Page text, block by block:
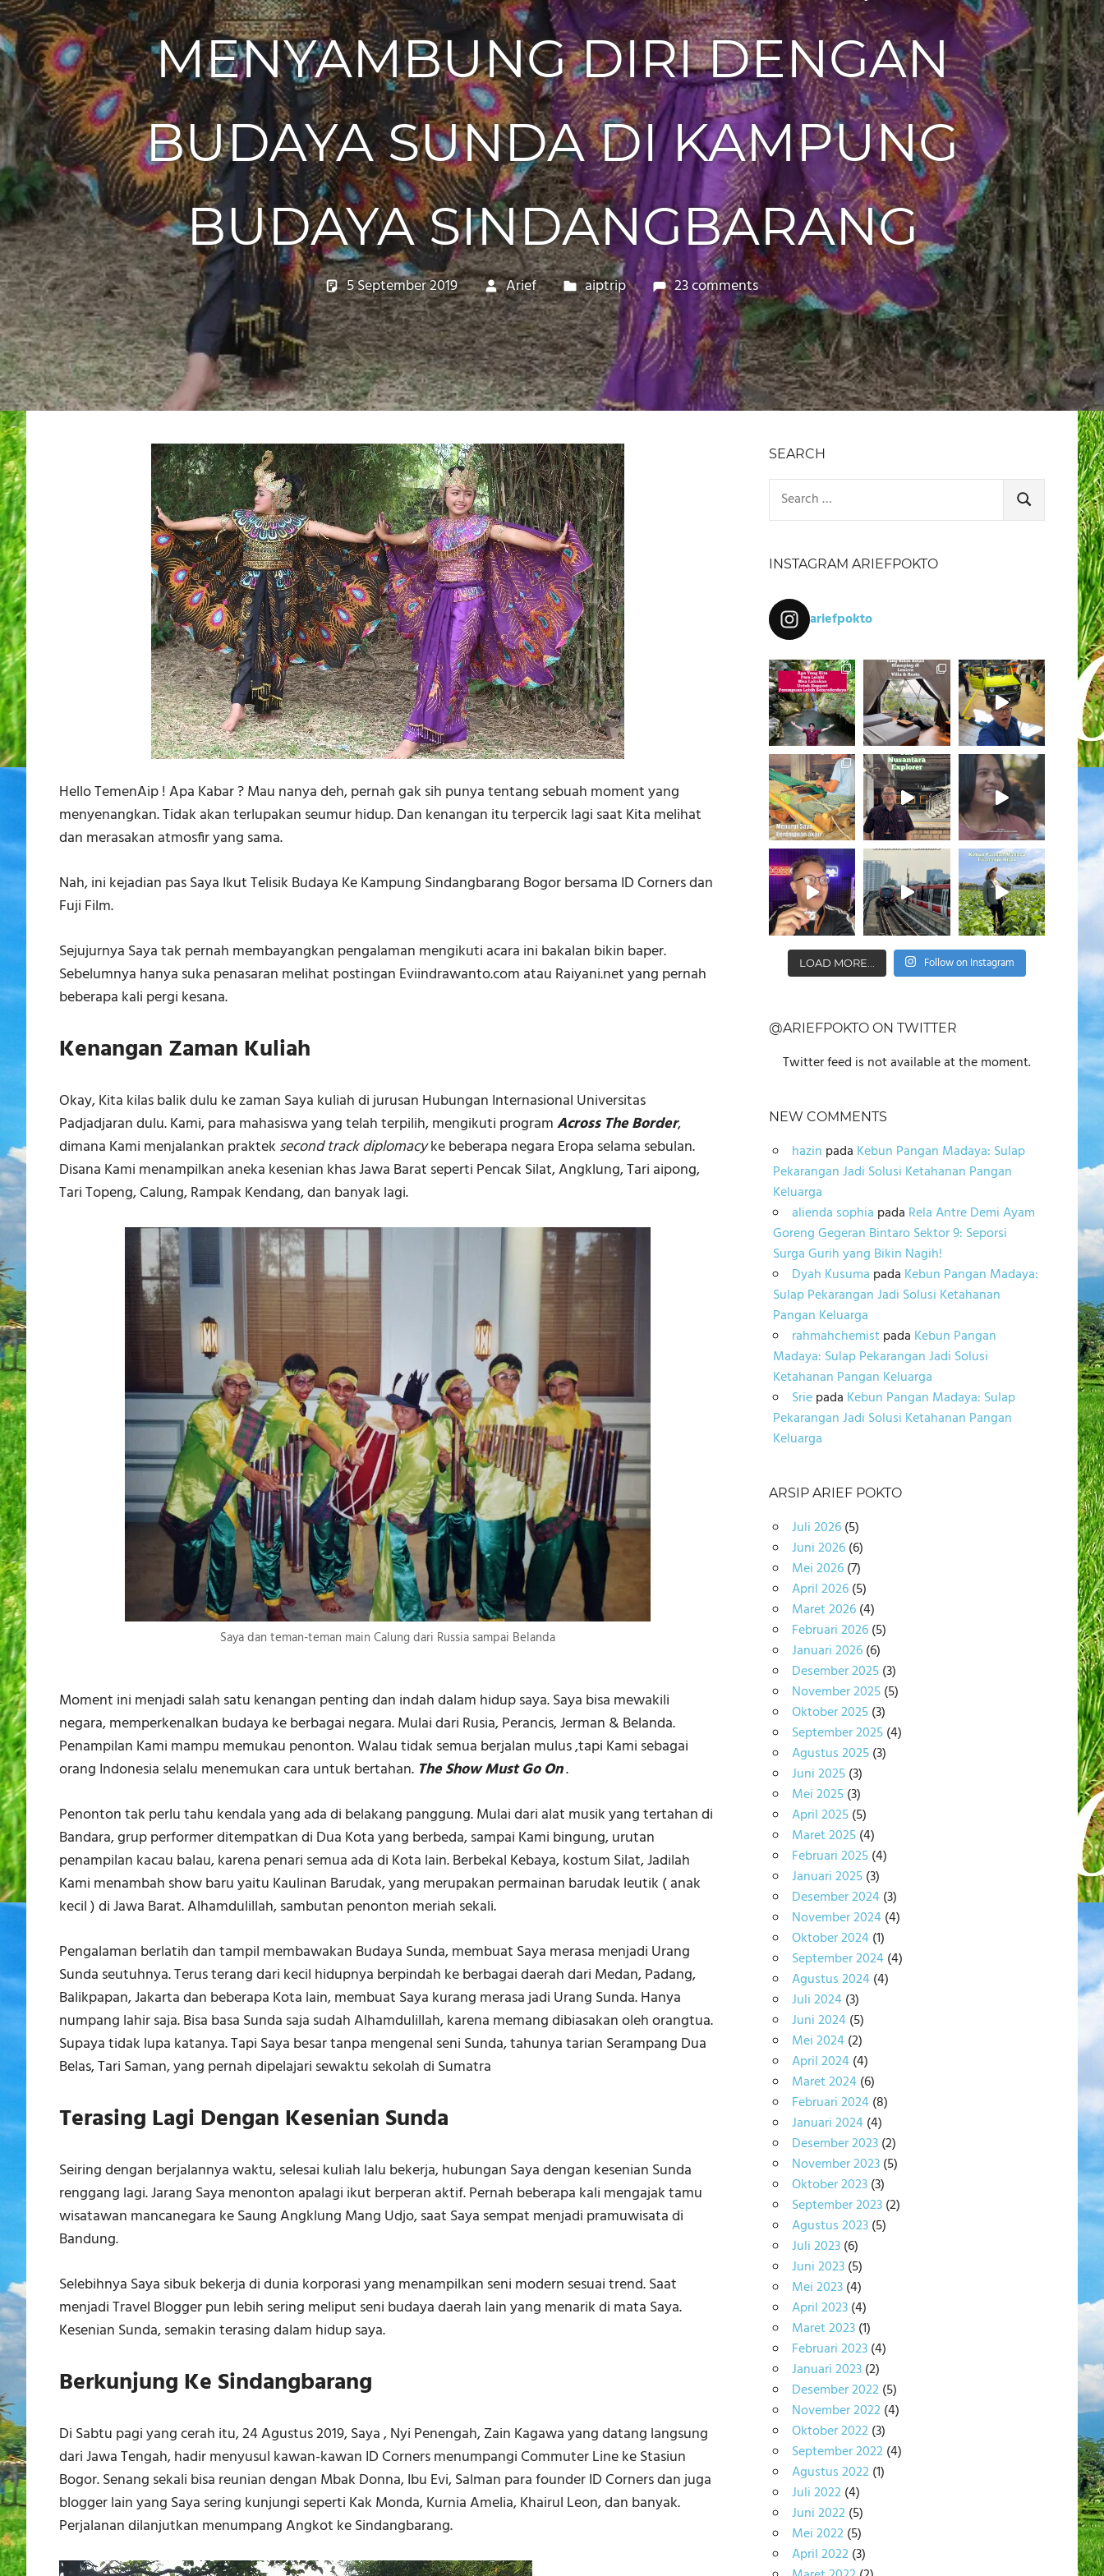
MENYAMBUNG DIRI DENGAN
BUDAYA SUNDA DI KAMPUNG
BUDAYA SINDANGBARANG
5 September 2019 Arief aiptrip 23 comments
Hello TemenAip ! Apa Kabar ? Mau nanya deh, pernah gak sih punya tentang sebuah moment yang
menyenangkan. Tidak akan terlupakan seumur hidup. Dan kenangan itu terpercik lagi saat Kita melihat
dan merasakan atmosfir yang sama.
Nah, ini kejadian pas Saya Ikut Telisik Budaya Ke Kampung Sindangbarang Bogor bersama ID Corners dan
Fuji Film.
Sejujurnya Saya tak pernah membayangkan pengalaman mengikuti acara ini bakalan bikin baper.
Sebelumnya hanya suka penasaran melihat postingan Eviindrawanto.com atau Raiyani.net yang pernah
beberapa kali pergi kesana.
Kenangan Zaman Kuliah
Okay, Kita kilas balik dulu ke zaman Saya kuliah di jurusan Hubungan Internasional Universitas
Padjadjaran dulu. Kami, para mahasiswa yang telah terpilih, mengikuti programAcross The Border,
dimana Kami menjalankan praktek second track diplomacyke beberapa negara Eropa selama sebulan.
Disana Kami menampilkan aneka kesenian khas Jawa Barat seperti Pencak Silat, Angklung, Tari aipong,
Tari Topeng, Calung, Rampak Kendang, dan banyak lagi.
Saya dan teman-teman main Calung dari Russia sampai Belanda
Moment ini menjadi salah satu kenangan penting dan indah dalam hidup saya. Saya bisa mewakili
negara, memperkenalkan budaya ke berbagai negara. Mulai dari Rusia, Perancis, Jerman & Belanda.
Penampilan Kami mampu memukau penonton. Walau tidak semua berjalan mulus ,tapi Kami sebagai
orang Indonesia selalu menemukan cara untuk bertahan. The Show Must Go On.
Penonton tak perlu tahu kendala yang ada di belakang panggung. Mulai dari alat musik yang tertahan di
Bandara, grup performer ditempatkan di Dua Kota yang berbeda, sampai Kami bingung, urutan
penampilan kacau balau, karena penari semua ada di Kota lain. Berbekal Kebaya, kostum Silat, Jadilah
Kami menambah show baru yaitu Kaulinan Barudak, yang merupakan permainan barudak leutik ( anak
kecil ) di Jawa Barat. Alhamdulillah, sambutan penonton meriah sekali.
Pengalaman berlatih dan tampil membawakan Budaya Sunda, membuat Saya merasa menjadi Urang
Sunda seutuhnya. Terus terang dari kecil hidupnya berpindah ke berbagai daerah dari Medan, Padang,
Balikpapan, Jakarta dan beberapa Kota lain, membuat Saya kurang merasa jadi Urang Sunda. Hanya
numpang lahir saja. Bisa basa Sunda saja sudah Alhamdulillah, karena memang dibiasakan oleh orangtua.
Supaya tidak lupa katanya. Tapi Saya besar tanpa mengenal seni Sunda, tahunya tarian Serampang Dua
Belas, Tari Saman, yang pernah dipelajari sewaktu sekolah di Sumatra
Terasing Lagi Dengan Kesenian Sunda
Seiring dengan berjalannya waktu, selesai kuliah lalu bekerja, hubungan Saya dengan kesenian Sunda
renggang lagi. Jarang Saya menonton apalagi ikut berperan aktif. Pernah beberapa kali mengajak tamu
wisatawan mancanegara ke Saung Angklung Mang Udjo, saat Saya sempat menjadi pramuwisata di
Bandung.
Selebihnya Saya sibuk bekerja di dunia korporasi yang menampilkan seni modern sesuai trend. Saat
menjadi Travel Blogger pun lebih sering meliput seni budaya daerah lain yang menarik di mata Saya.
Kesenian Sunda, semakin terasing dalam hidup saya.
Berkunjung Ke Sindangbarang
Di Sabtu pagi yang cerah itu, 24 Agustus 2019, Saya , Nyi Penengah, Zain Kagawa yang datang langsung
dari Jawa Tengah, hadir menyusul kawan-kawan ID Corners menumpangi Commuter Line ke Stasiun
Bogor. Senang sekali bisa reunian dengan Mbak Donna, Ibu Evi, Salman para founder ID Corners dan juga
blogger lain yang Saya sering kunjungi seperti Kak Monda, Kurnia Amelia, Khairul Leon, dan banyak.
Perjalanan dilanjutkan menumpang Angkot ke Sindangbarang.
SEARCH
Search
for:
SEARCH
INSTAGRAM ARIEFPOKTO
ariefpokto
LOAD MORE... Follow on Instagram
@ARIEFPOKTO ON TWITTER
Twitter feed is not available at the moment.
NEW COMMENTS
hazin pada Kebun Pangan Madaya: Sulap
Pekarangan Jadi Solusi Ketahanan Pangan
Keluarga
alienda sophia pada Rela Antre Demi Ayam
Goreng Gegeran Bintaro Sektor 9: Seporsi
Surga Gurih yang Bikin Nagih!
Dyah Kusuma pada Kebun Pangan Madaya:
Sulap Pekarangan Jadi Solusi Ketahanan
Pangan Keluarga
rahmahchemistpada Kebun Pangan
Madaya: Sulap Pekarangan Jadi Solusi
Ketahanan Pangan Keluarga
Sriepada Kebun Pangan Madaya: Sulap
Pekarangan Jadi Solusi Ketahanan Pangan
Keluarga
ARSIP ARIEF POKTO
Juli 2026(5)
Juni 2026(6)
Mei 2026(7)
April 2026(5)
Maret 2026(4)
Februari 2026(5)
Januari 2026(6)
Desember 2025(3)
November 2025(5)
Oktober 2025(3)
September 2025(4)
Agustus 2025(3)
Juni 2025(3)
Mei 2025(3)
April 2025(5)
Maret 2025(4)
Februari 2025(4)
Januari 2025(3)
Desember 2024(3)
November 2024(4)
Oktober 2024(1)
September 2024(4)
Agustus 2024(4)
Juli 2024(3)
Juni 2024(5)
Mei 2024(2)
April 2024(4)
Maret 2024(6)
Februari 2024(8)
Januari 2024(4)
Desember 2023(2)
November 2023(5)
Oktober 2023(3)
September 2023(2)
Agustus 2023(5)
Juli 2023(6)
Juni 2023(5)
Mei 2023(4)
April 2023(4)
Maret 2023(1)
Februari 2023(4)
Januari 2023(2)
Desember 2022(5)
November 2022(4)
Oktober 2022(3)
September 2022(4)
Agustus 2022(1)
Juli 2022(4)
Juni 2022(5)
Mei 2022(5)
April 2022(3)